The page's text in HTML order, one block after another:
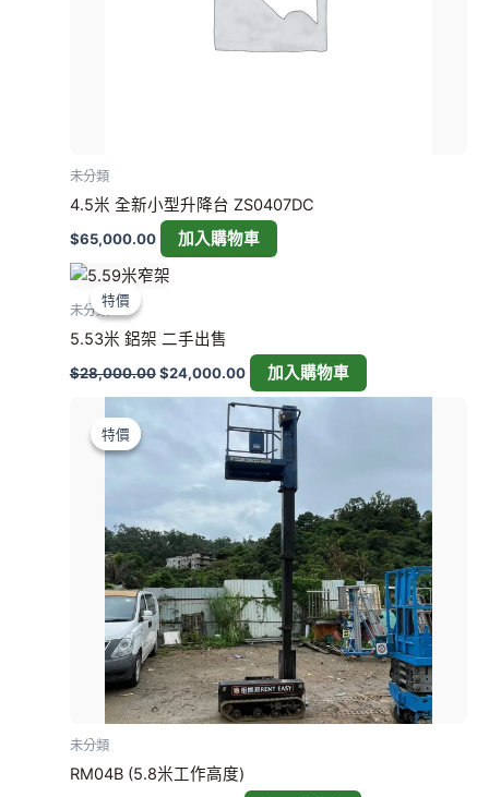
未分類
4.5米 全新小型升降台 ZS0407DC
$65,000.00 加入購物車
特價
特價
未分類
5.53米 鋁架 二手出售
$28,000.00
原
始
$28,000.00。
$24,000.00 加入購物車
特價
特價
未分類
RM04B (5.8米工作高度)
$15,000.00。
目
前
價
格：
$13,888.00。